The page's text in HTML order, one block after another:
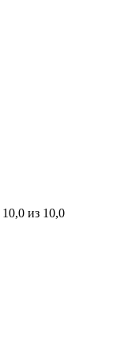
10,0 из 10,0